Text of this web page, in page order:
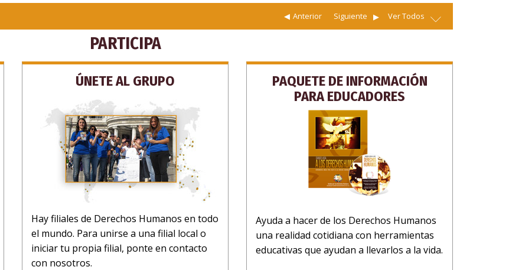
Siguiente
Anterior Ver Todos
PARTICIPA
ÚNETE AL GRUPO
Hay filiales de Derechos Humanos en todo
el mundo. Para unirse a una filial local o
iniciar tu propia filial, ponte en contacto
con nosotros.
PAQUETE DE INFORMACIÓN
PARA EDUCADORES
Ayuda a hacer de los Derechos Humanos
una realidad cotidiana con herramientas
educativas que ayudan a llevarlos a la vida.